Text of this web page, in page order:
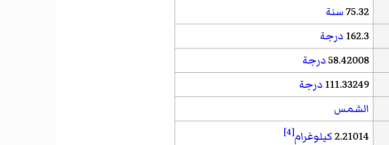
75.32سنة
162.3 درجة
58.42008درجة
111.33249 درجة
الشمس
2.21014كيلوغرام[4]